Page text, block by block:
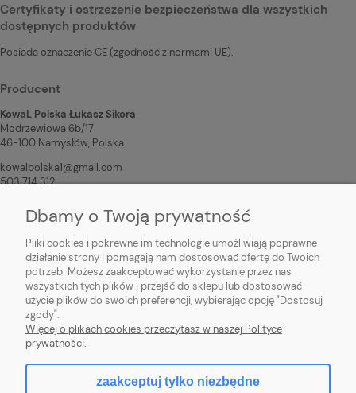
Certyfikaty i ostrzeżenie bezpieczeństwa dla wszystkich
dostępnych produktów
Posiada oznaczenie CE (zgodność z normami UE).
Producent
KowaL Polska Łukasz Sikora
Modrzewiowa 6b/17
46-100 Namysłów, Polska
kowalpolska1@gmail.com
503 714 312
Osoba odpowiedzialna na terenie UE
KowaL Polska Łukasz Sikora
Modrzewiowa 6b/17
46-100 Namysłów, Polska
kowalpolska1@gmail.com
503 714 312
Dbamy o Twoją prywatność
Pliki cookies i pokrewne im technologie umożliwiają poprawne
działanie strony i pomagają nam dostosować ofertę do Twoich
potrzeb. Możesz zaakceptować wykorzystanie przez nas
wszystkich tych plików i przejść do sklepu lub dostosować
użycie plików do swoich preferencji, wybierając opcję "Dostosuj
zgody".
Więcej o plikach cookies przeczytasz w naszej Polityce
prywatności.
zaakceptuj tylko niezbędne